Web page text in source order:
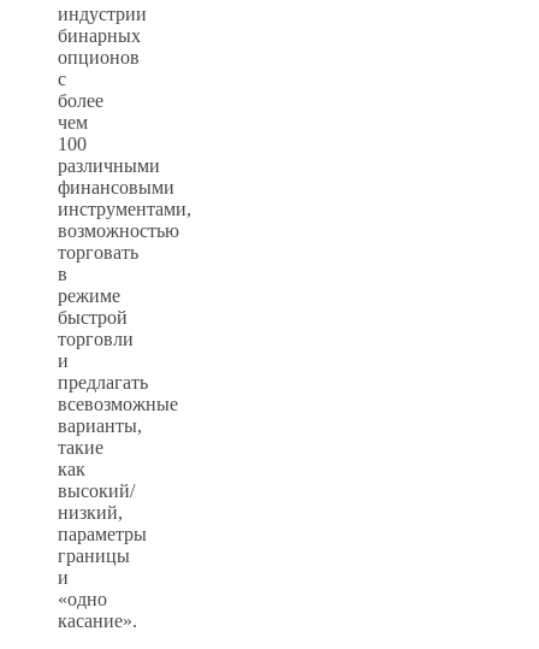
индустрии
бинарных
опционов
с
более
чем
100
различными
финансовыми
инструментами,
возможностью
торговать
в
режиме
быстрой
торговли
и
предлагать
всевозможные
варианты,
такие
как
высокий/
низкий,
параметры
границы
и
«одно
касание».